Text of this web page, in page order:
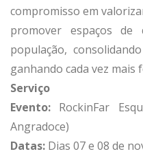
compromisso em
promover espaços
população,
ganhando cada vez mais
Serviço
Evento: RockinFar
Angradoce)
Datas: Dias 07 e 08 de